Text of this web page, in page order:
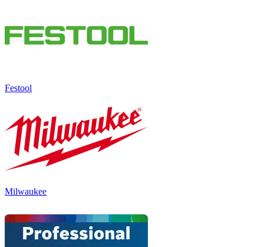
Festool
Milwaukee